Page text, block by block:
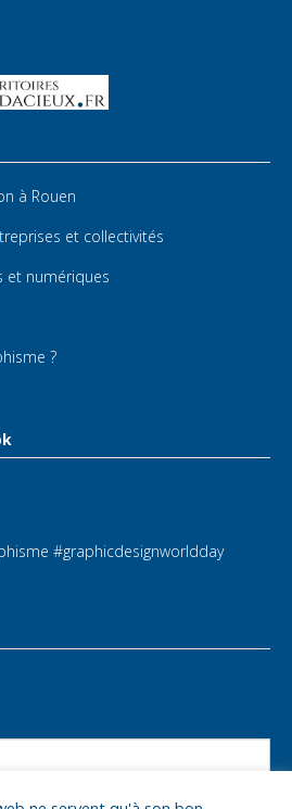
à Rouen
et collectivités
et numériques
?
#graphicdesignworldday